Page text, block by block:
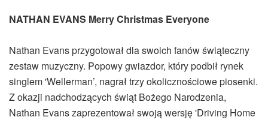
NATHAN EVANS Merry Christmas Everyone
Nathan Evans przygotował dla swoich fanów świąteczny
zestaw muzyczny. Popowy gwiazdor, który podbił rynek
singlem 'Wellerman’, nagrał trzy okolicznościowe piosenki.
Z okazji nadchodzących świąt Bożego Narodzenia,
Nathan Evans zaprezentował swoją wersję 'Driving Home